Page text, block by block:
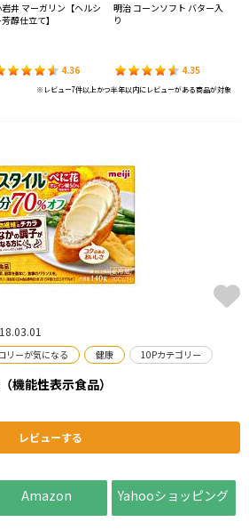
井 マーガリン【ヘルシ
醇仕立て】
4.36
明治 コーンソフト バター入
り
4.35
※レビュー7件以上かつ半年以内にレビューがある商品が対象
リーが気になる 健康 10Pカテゴリー
機能性表示食品）
レビューする
Amazon Yahooショッピング